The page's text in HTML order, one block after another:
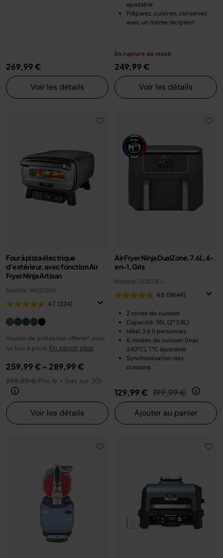
269,99 €
Voir les détails
ajustable
Préparez, cuisinez, conservez
avec un même récipient
En rupture de stock
249,99 €
Voir les détails
Four à pizza électrique
d’extérieur, avec fonction Air
Fryer Ninja Artisan
Modèle: MO201EU
4.7 (224)
Housse de protection offerte* avec
ce four à pizza. En savoir plus
259,99 €- 289,99 €
239,99 €Prix le + bas sur 30j
Voir les détails
Air Fryer Ninja DualZone, 7.6L, 6-
en-1, Gris
Modèle: DZ300EU
4.8 (8644)
2 zones de cuisson
Capacité: 7.6L (2*3.8L)
Idéal 3 à 5 personnes
6 modes de cuisson (max
240°C), T°C ajustable
Synchronisation des
cuissons
129,99 € Prix réduit de
199,99 € au
Ajouter au panier